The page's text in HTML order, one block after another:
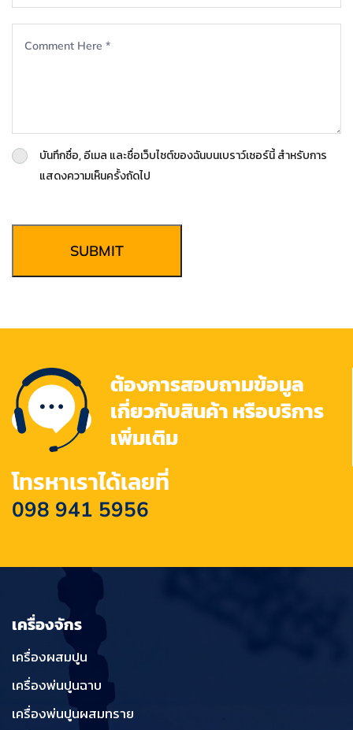
บันทึกชื่อ, อีเมล และชื่อเว็บไซต์ของฉันบนเบราว์เซอร์นี้ สำหรับการ
แสดงความเห็นครั้งถัดไป
SUBMIT
ต้องการสอบถามข้อมูล
เกี่ยวกับสินค้า หรือบริการ
เพิ่มเติม
โทรหาเราได้เลยที่
098 941 5956
เครื่องจักร
เครื่องผสมปูน
เครื่องพ่นปูนฉาบ
เครื่องพ่นปูนผสมทราย